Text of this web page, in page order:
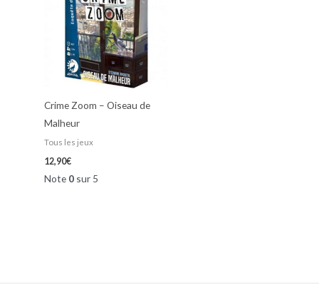
Crime Zoom – Oiseau de
Malheur
Tous les jeux
12,90€
Note 0 sur 5